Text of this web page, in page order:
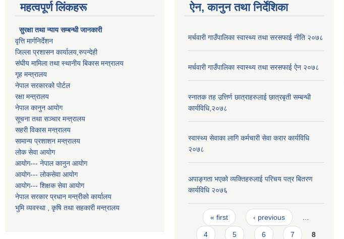
महत्वपूर्ण लिंकहरू
सुरक्षा तथा न्याय सम्बन्धी जानकारी
वृत्ति मार्गनिर्देशन
जिल्ला प्रशासन कार्यालय,रुपन्देही
संघीय मामिला तथा स्थानीय बिकास मन्त्रालय
गृह मन्त्रालय
नेपाल सरकारको पोर्टल
रक्षा मन्त्रालय
नेपाल कानुन आयोग
सूचना तथा सञ्चार मन्त्रालय
सहरी विकास मन्त्रालय
सामान्य प्रशाशन मन्त्रालय
लोक सेवा आयोग
आयोग--- नेपाल कानुन आयोग
आयोग--- लोकसेवा आयोग
आयोग--- शिक्षक सेवा आयोग
नेपाल सरकार प्रधान मन्त्रीको कार्यालय
भुमि व्यवस्था , कृषि तथा सहकारी मन्त्रालय
ऐन, कानुन तथा निर्देशिका
मर्चवारी गाउँपालिका स्वास्थ्य तथा सरसफाई नीति २०७८
मर्चवारी गाउँपालिका स्वास्थ्य तथा सरसफाई ऐन २०७८
स्नातक तह उत्तिर्ण छात्राहरुलाई छात्रबृती सम्बन्धी
कार्यविधि,२०७८
स्वास्थ्य सेवाका लागि कर्मचारी सेवा करार कार्यविधि
२०७८
अपाङ्गता भएको व्यक्तिहरुलाई परिचय पत्र बितरण
कार्यविधि २०७६
Pages
« first ‹ previous
4 5 6 7 8